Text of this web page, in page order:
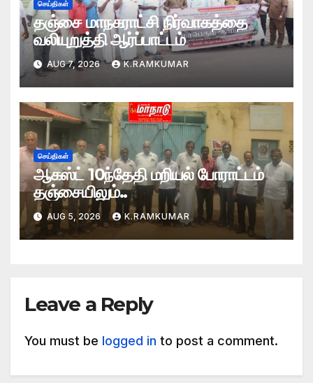
செய்திகள்
தஞ்சை மாநகராட்சி நிர்வாகத்தை
வலியுறுத்தி ஆர்ப்பாட்டம்
AUG 7, 2026 K.RAMKUMAR
செய்திகள்
ஆகஸ்ட் 10ந்தேதி மறியல் போராட்டம்
தஞ்சையிலும்..
AUG 5, 2026 K.RAMKUMAR
Leave a Reply
You must be logged in to post a comment.